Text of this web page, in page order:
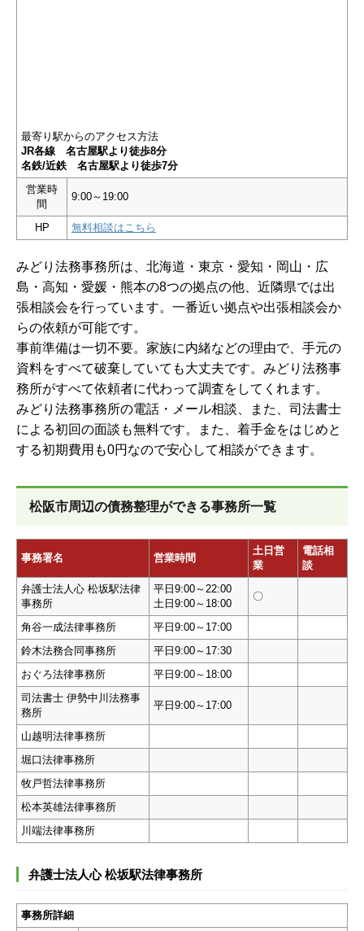
最寄り駅からのアクセス方法
JR各線 名古屋駅より徒歩8分
名鉄/近鉄 名古屋駅より徒歩7分
営業時
間
9:00～19:00
HP 無料相談はこちら
みどり法務事務所は、北海道・東京・愛知・岡山・広
島・高知・愛媛・熊本の8つの拠点の他、近隣県では出
張相談会を行っています。一番近い拠点や出張相談会か
らの依頼が可能です。
事前準備は一切不要。家族に内緒などの理由で、手元の
資料をすべて破棄していても大丈夫です。みどり法務事
務所がすべて依頼者に代わって調査をしてくれます。
みどり法務事務所の電話・メール相談、また、司法書士
による初回の面談も無料です。また、着手金をはじめと
する初期費用も0円なので安心して相談ができます。
松阪市周辺の債務整理ができる事務所一覧
事務署名 営業時間
土日営
業
電話相
談
弁護士法人心 松坂駅法律
事務所
平日9:00～22:00
土日9:00～18:00
〇
角谷一成法律事務所
平日9:00～17:00
鈴木法務合同事務所
平日9:00～17:30
おぐろ法律事務所
平日9:00～18:00
司法書士 伊勢中川法務事
務所
平日9:00～17:00
山越明法律事務所
堀口法律事務所
牧戸哲法律事務所
松本英雄法律事務所
川端法律事務所
弁護士法人心 松坂駅法律事務所
事務所詳細